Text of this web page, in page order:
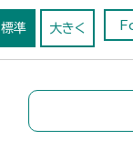
標準 大きく